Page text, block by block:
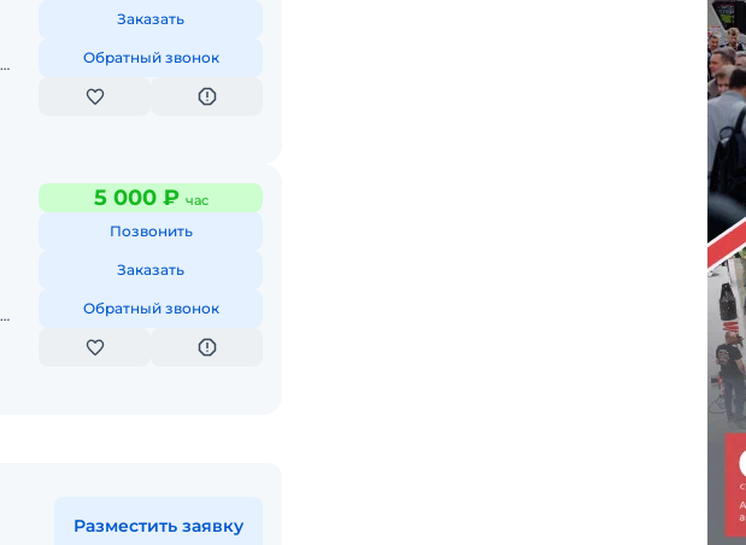
Заказать
Обратный звонок
5 000 ₽ час
Позвонить
Заказать
Обратный звонок
Разместить заявку